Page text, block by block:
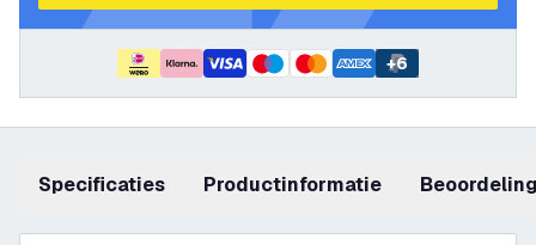
+6
Specificaties productinformatie